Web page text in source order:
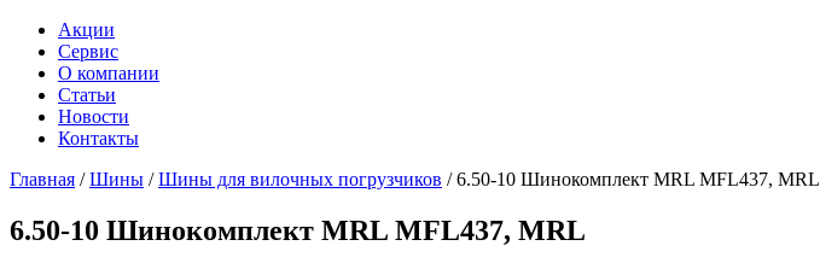
Акции
Сервис
О компании
Статьи
Новости
Контакты
Главная /Шины /Шины для вилочных погрузчиков /6.50-10 Шинокомплект MRL MFL437, MRL
6.50-10 Шинокомплект MRL MFL437, MRL